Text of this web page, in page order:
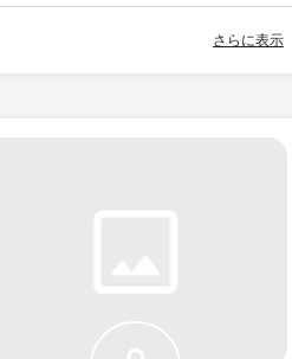
さらに表示